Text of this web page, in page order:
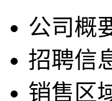
公司概
招聘信
销售区